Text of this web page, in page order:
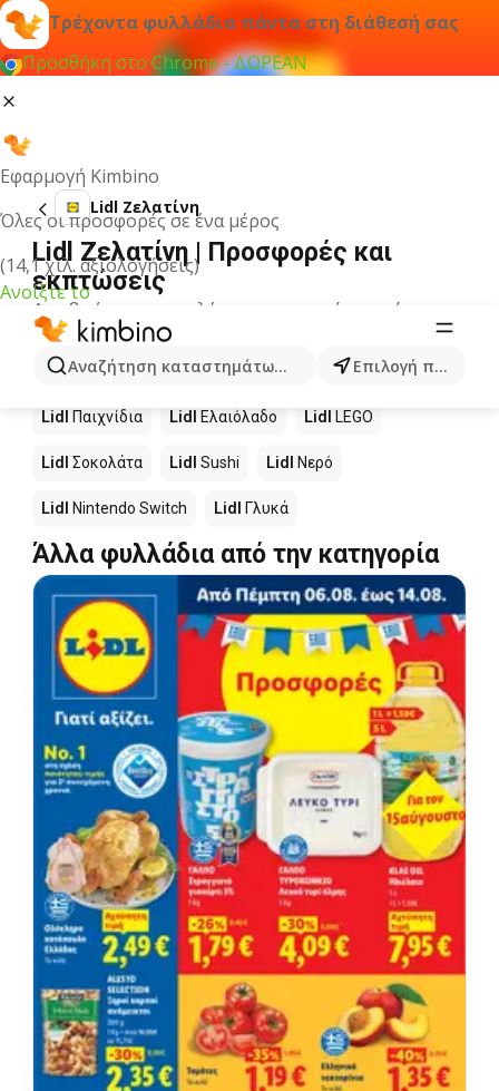
Τρέχοντα φυλλάδια πάντα στη διάθεσή σας
Προσθήκη στο Chrome - ΔΩΡΕΑΝ
Εφαρμογή Kimbino
Όλες οι προσφορές σε ένα μέρος
(14,1 χιλ. αξιολογήσεις)
Ανοίξτε το
Αναζήτηση καταστημάτων, κατηγοριών, προϊόντων...
Επιλογή πόλης
Lidl Ζελατίνη
Lidl Ζελατίνη | Προσφορές και
εκπτώσεις
Δεν βρήκαμε αποτελέσματα για αυτόν τον όρο.
Άλλα προϊόντα στα καταστήματα
Lidl
Lidl Παιχνίδια Lidl Ελαιόλαδο Lidl LEGO
Lidl Σοκολάτα Lidl Sushi Lidl Νερό
Lidl Nintendo Switch Lidl Γλυκά
Άλλα φυλλάδια από την κατηγορία